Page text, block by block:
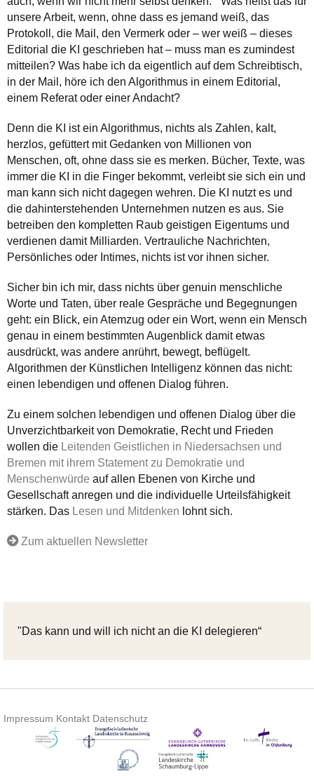
unsere Arbeit, wenn, ohne dass es jemand weiß, das
Protokoll, die Mail, den Vermerk oder – wer weiß – dieses
Editorial die KI geschrieben hat – muss man es zumindest
mitteilen? Was habe ich da eigentlich auf dem Schreibtisch,
in der Mail, höre ich den Algorithmus in einem Editorial,
einem Referat oder einer Andacht?
Denn die KI ist ein Algorithmus, nichts als Zahlen, kalt,
herzlos, gefüttert mit Gedanken von Millionen von
Menschen, oft, ohne dass sie es merken. Bücher, Texte, was
immer die KI in die Finger bekommt, verleibt sie sich ein und
man kann sich nicht dagegen wehren. Die KI nutzt es und
die dahinterstehenden Unternehmen nutzen es aus. Sie
betreiben den kompletten Raub geistigen Eigentums und
verdienen damit Milliarden. Vertrauliche Nachrichten,
Persönliches oder Intimes, nichts ist vor ihnen sicher.
Sicher bin ich mir, dass nichts über genuin menschliche
Worte und Taten, über reale Gespräche und Begegnungen
geht: ein Blick, ein Atemzug oder ein Wort, wenn ein Mensch
genau in einem bestimmten Augenblick damit etwas
ausdrückt, was andere anrührt, bewegt, beflügelt.
Algorithmen der Künstlichen Intelligenz können das nicht:
einen lebendigen und offenen Dialog führen.
Zu einem solchen lebendigen und offenen Dialog über die
Unverzichtbarkeit von Demokratie, Recht und Frieden
wollen die Leitenden Geistlichen in Niedersachsen und
Bremen mit ihrem Statement zu Demokratie und
Menschenwürde auf allen Ebenen von Kirche und
Gesellschaft anregen und die individuelle Urteilsfähigkeit
stärken. Das Lesen und Mitdenken lohnt sich.
Zum aktuellen Newsletter
"Das kann und will ich nicht an die KI delegieren“
Impressum Kontakt Datenschutz